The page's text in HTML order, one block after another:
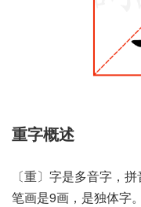
重字概述
〔重〕字是多音字，
笔画是9画，是独体字。